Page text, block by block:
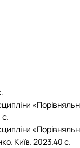
с.
Київ. 2023.40 с.